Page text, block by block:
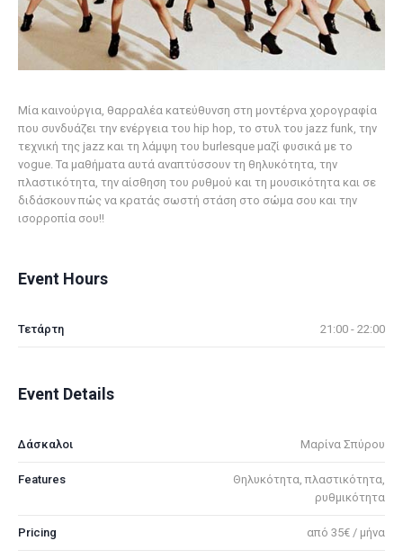
Μία καινούργια, θαρραλέα κατεύθυνση στη μοντέρνα χορογραφία
που συνδυάζει την ενέργεια του hip hop, το στυλ του jazz funk, την
τεχνική της jazz και τη λάμψη του burlesque μαζί φυσικά με το
vogue. Τα μαθήματα αυτά αναπτύσσουν τη θηλυκότητα, την
πλαστικότητα, την αίσθηση του ρυθμού και τη μουσικότητα και σε
διδάσκουν πώς να κρατάς σωστή στάση στο σώμα σου και την
ισορροπία σου!!
Event Hours
Τετάρτη 21:00 - 22:00
Event Details
Δάσκαλοι Μαρίνα Σπύρου
Features
Θηλυκότητα, πλαστικότητα,
ρυθμικότητα
Pricing από 35€ / μήνα